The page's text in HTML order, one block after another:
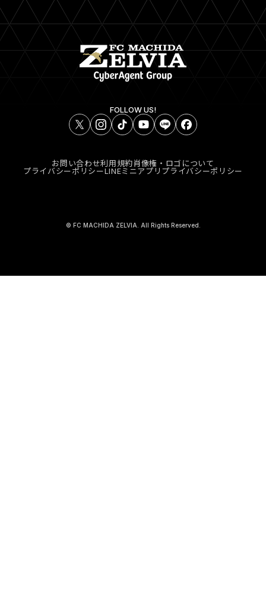
FOLLOW US!
お問い合わせ利用規約肖像権・ロゴについて
プライバシーポリシーLINEミニアプリプライバシーポリシー
© FC MACHIDA ZELVIA. All Rights Reserved.